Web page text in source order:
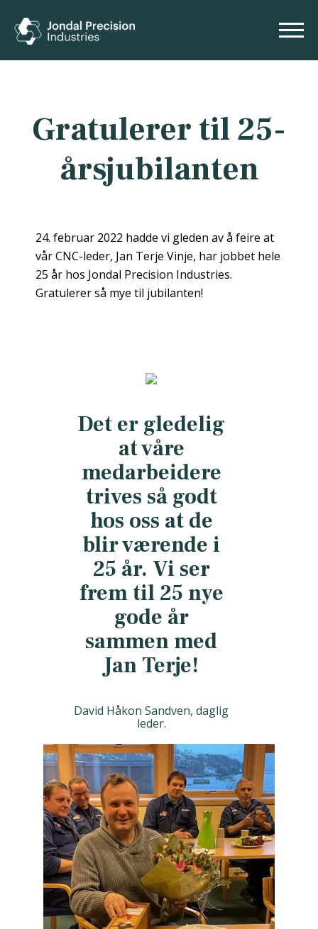
Gratulerer til 25-
årsjubilanten
24. februar 2022 hadde vi gleden av å feire at
vår CNC-leder, Jan Terje Vinje, har jobbet hele
25 år hos Jondal Precision Industries.
Gratulerer så mye til jubilanten!
Det er gledelig
at våre
medarbeidere
trives så godt
hos oss at de
blir værende i
25 år. Vi ser
frem til 25 nye
gode år
sammen med
Jan Terje!
David Håkon Sandven, daglig
leder.